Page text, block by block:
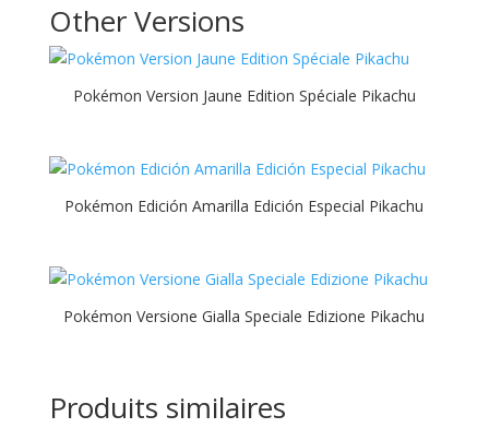
Other Versions
Pokémon Version Jaune Edition Spéciale Pikachu
Pokémon Edición Amarilla Edición Especial Pikachu
Pokémon Versione Gialla Speciale Edizione Pikachu
Produits similaires